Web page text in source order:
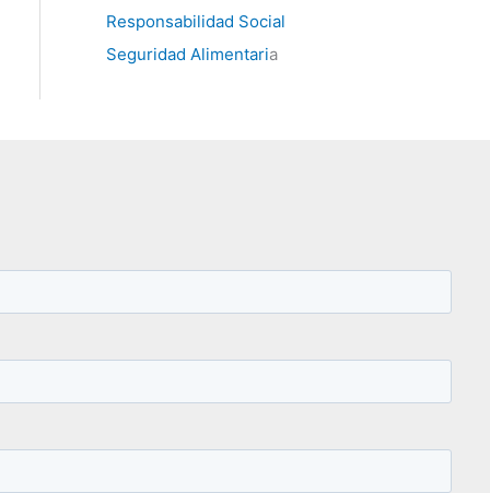
Responsabilidad Social
Seguridad Alimentaria